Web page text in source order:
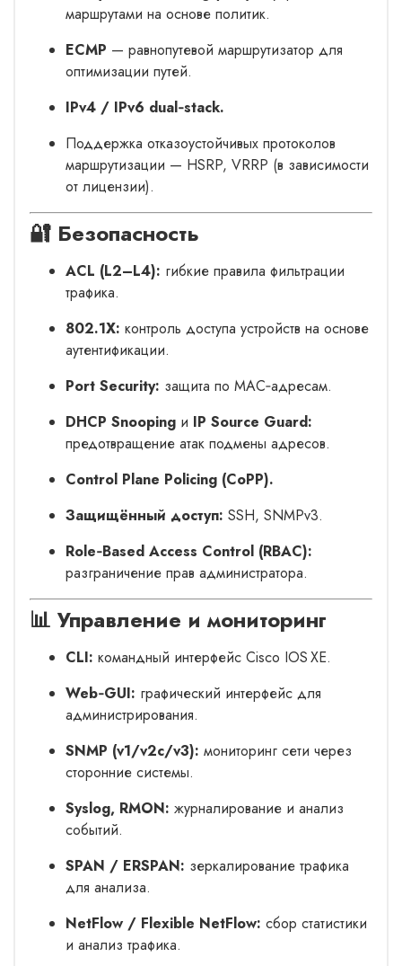
маршрутами на основе политик.
ECMP — равнопутевой маршрутизатор для
оптимизации путей.
IPv4 / IPv6 dual‑stack.
Поддержка отказоустойчивых протоколов
маршрутизации — HSRP, VRRP (в зависимости
от лицензии).
🔐 Безопасность
ACL (L2–L4): гибкие правила фильтрации
трафика.
802.1X: контроль доступа устройств на основе
аутентификации.
Port Security: защита по MAC‑адресам.
DHCP Snooping и IP Source Guard:
предотвращение атак подмены адресов.
Control Plane Policing (CoPP).
Защищённый доступ: SSH, SNMPv3.
Role‑Based Access Control (RBAC):
разграничение прав администратора.
📊 Управление и мониторинг
CLI: командный интерфейс Cisco IOS XE.
Web‑GUI: графический интерфейс для
администрирования.
SNMP (v1/v2c/v3): мониторинг сети через
сторонние системы.
Syslog, RMON: журналирование и анализ
событий.
SPAN / ERSPAN: зеркалирование трафика
для анализа.
NetFlow / Flexible NetFlow: сбор статистики
и анализ трафика.